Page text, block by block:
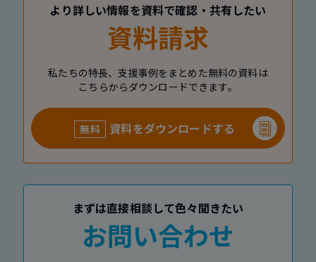
より詳しい情報を資料で確認・共有したい
資料請求
私たちの特長、支援事例をまとめた無料の資料は
こちらからダウンロードできます。
無料 資料をダウンロードする
まずは直接相談して色々聞きたい
お問い合わせ